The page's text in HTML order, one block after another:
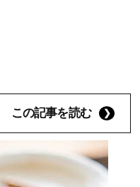
この記事を読む